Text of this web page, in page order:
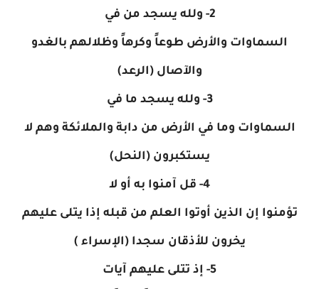
2- ولله يسجد من في
السماوات والأرض طوعاً وكرهاً وظلالهم بالغدو
والآصال (الرعد)
3- ولله يسجد ما في
السماوات وما في الأرض من دابة والملائكة وهم لا
يستكبرون (النحل)
4- قل آمنوا به أو لا
تؤمنوا إن الذين أوتوا العلم من قبله إذا يتلى عليهم
يخرون للأذقان سجدا (الإسراء )
5- إذ تتلى عليهم آيات